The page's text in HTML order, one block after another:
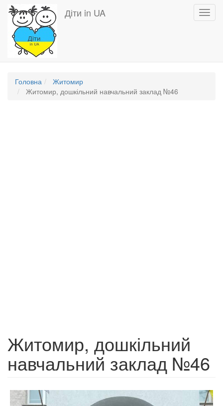
Перейти
основного
вмісту
Діти in UA
Головна
Житомир
Житомир, дошкільний навчальний заклад №46
Житомир, дошкільний
навчальний заклад №46